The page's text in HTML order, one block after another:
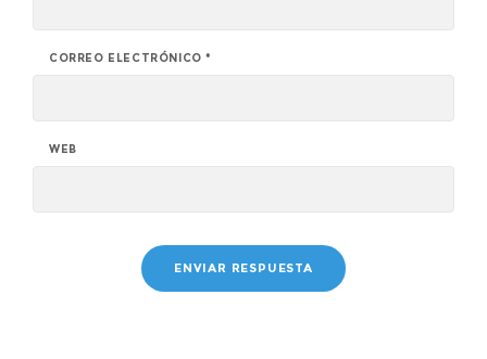
CORREO ELECTRÓNICO*
WEB